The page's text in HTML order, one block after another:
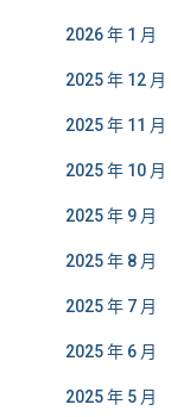
2026 年 1 月
2025 年 12 月
2025 年 11 月
2025 年 10 月
2025 年 9 月
2025 年 8 月
2025 年 7 月
2025 年 6 月
2025 年 5 月